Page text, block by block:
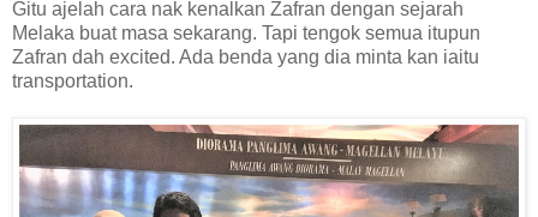
Gitu ajelah cara nak kenalkan Zafran dengan sejarah
Melaka buat masa sekarang. Tapi tengok semua itupun
Zafran dah excited. Ada benda yang dia minta kan iaitu
transportation.